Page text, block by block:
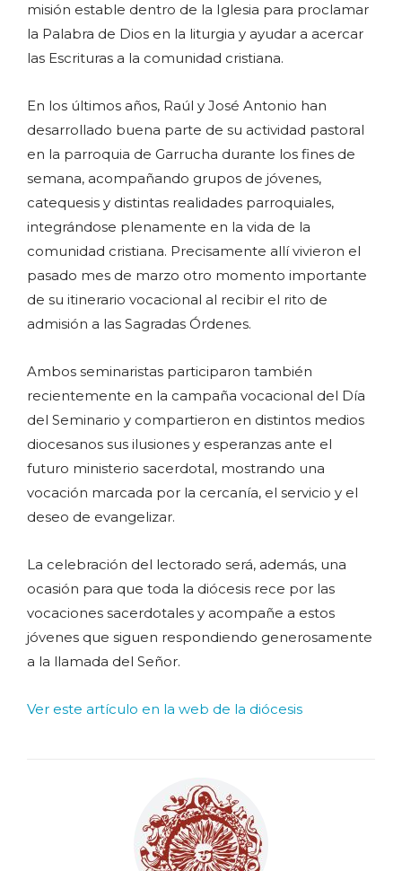
misión estable dentro de la Iglesia para proclamar
la Palabra de Dios en la liturgia y ayudar a acercar
las Escrituras a la comunidad cristiana.
En los últimos años, Raúl y José Antonio han
desarrollado buena parte de su actividad pastoral
en la parroquia de Garrucha durante los fines de
semana, acompañando grupos de jóvenes,
catequesis y distintas realidades parroquiales,
integrándose plenamente en la vida de la
comunidad cristiana. Precisamente allí vivieron el
pasado mes de marzo otro momento importante
de su itinerario vocacional al recibir el rito de
admisión a las Sagradas Órdenes.
Ambos seminaristas participaron también
recientemente en la campaña vocacional del Día
del Seminario y compartieron en distintos medios
diocesanos sus ilusiones y esperanzas ante el
futuro ministerio sacerdotal, mostrando una
vocación marcada por la cercanía, el servicio y el
deseo de evangelizar.
La celebración del lectorado será, además, una
ocasión para que toda la diócesis rece por las
vocaciones sacerdotales y acompañe a estos
jóvenes que siguen respondiendo generosamente
a la llamada del Señor.
Ver este artículo en la web de la diócesis